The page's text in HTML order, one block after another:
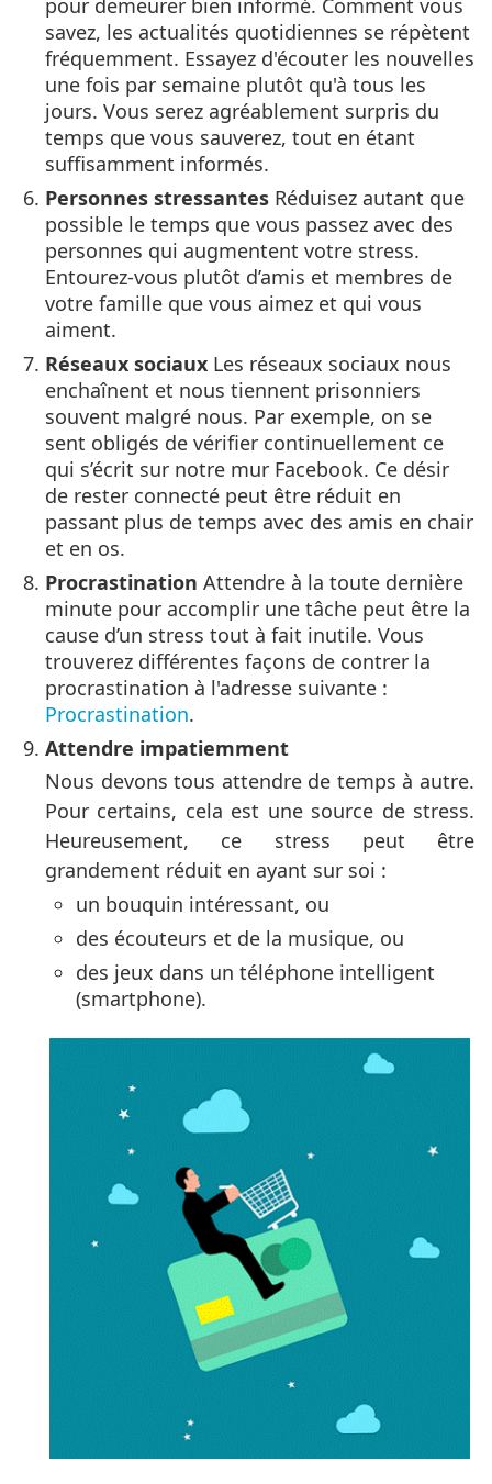
pour demeurer bien informé. Comment vous
savez, les actualités quotidiennes se répètent
fréquemment. Essayez d'écouter les nouvelles
une fois par semaine plutôt qu'à tous les
jours. Vous serez agréablement surpris du
temps que vous sauverez, tout en étant
suffisamment informés.
Personnes stressantes Réduisez autant que
possible le temps que vous passez avec des
personnes qui augmentent votre stress.
Entourez-vous plutôt d’amis et membres de
votre famille que vous aimez et qui vous
aiment.
Réseaux sociaux Les réseaux sociaux nous
enchaînent et nous tiennent prisonniers
souvent malgré nous. Par exemple, on se
sent obligés de vérifier continuellement ce
qui s’écrit sur notre mur Facebook. Ce désir
de rester connecté peut être réduit en
passant plus de temps avec des amis en chair
et en os.
Procrastination Attendre à la toute dernière
minute pour accomplir une tâche peut être la
cause d’un stress tout à fait inutile. Vous
trouverez différentes façons de contrer la
procrastination à l'adresse suivante :
Procrastination.
Attendre impatiemment
Nous devons tous attendre de temps à autre.
Pour certains, cela est une source de stress.
Heureusement, ce stress peut être
grandement réduit en ayant sur soi :
un bouquin intéressant, ou
des écouteurs et de la musique, ou
des jeux dans un téléphone intelligent
(smartphone).